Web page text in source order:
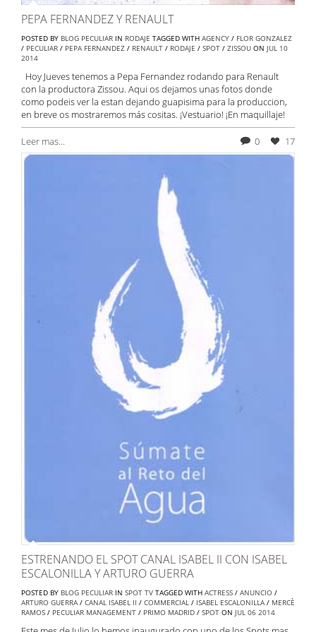
PEPA FERNANDEZ Y RENAULT
POSTED BY BLOG PECULIAR IN RODAJE TAGGED WITH AGENCY / FLOR GONZALEZ
/ PECULIAR / PEPA FERNANDEZ / RENAULT / RODAJE / SPOT / ZISSOU ON JUL 10
2014
Hoy Jueves tenemos a Pepa Fernandez rodando para Renault
con la productora Zissou. Aqui os dejamos unas fotos donde
como podeis ver la estan dejando guapisima para la produccion,
en breve os mostraremos más cositas. ¡Vestuario! ¡En maquillaje!
Leer mas... 0 17
ESTRENANDO EL SPOT CANAL ISABEL II CON ISABEL
ESCALONILLA Y ARTURO GUERRA
POSTED BY BLOG PECULIAR IN SPOT TV TAGGED WITH ACTRESS / ANUNCIO /
ARTURO GUERRA/ CANAL ISABEL II / COMMERCIAL / ISABEL ESCALONILLA/ MERCÈ
RAMOS / PECULIAR MANAGEMENT / PRIMO MADRID / SPOT ON JUL 06 2014